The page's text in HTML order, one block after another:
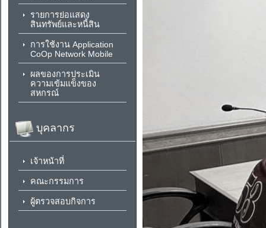
รายการย่อแสดง
สินทรัพย์และหนี้สิน
การใช้งาน Application
CoOp Network Mobile
ผลของการประเมิน
ความเข้มแข็งของ
สหกรณ์
บุคลากร
เจ้าหน้าที่
คณะกรรมการ
ผู้ตรวจสอบกิจการ